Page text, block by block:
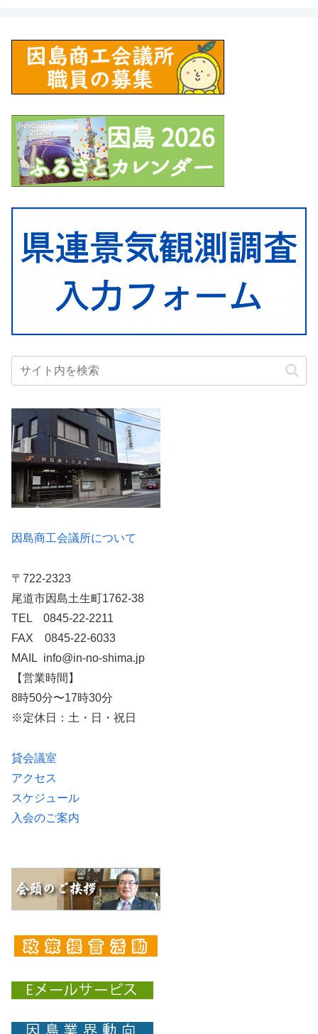
因島商工会議所について
〒722-2323
尾道市因島土生町1762-38
TEL 0845-22-2211
FAX 0845-22-6033
MAIL info@in-no-shima.jp
【営業時間】
8時50分〜17時30分
※定休日：土・日・祝日
貸会議室
アクセス
スケジュール
入会のご案内